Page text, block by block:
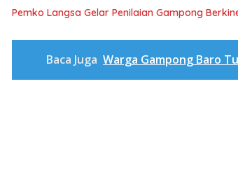
Pemko Langsa Gelar Penilaian Gampong
Baca Juga Warga Gampong Baro